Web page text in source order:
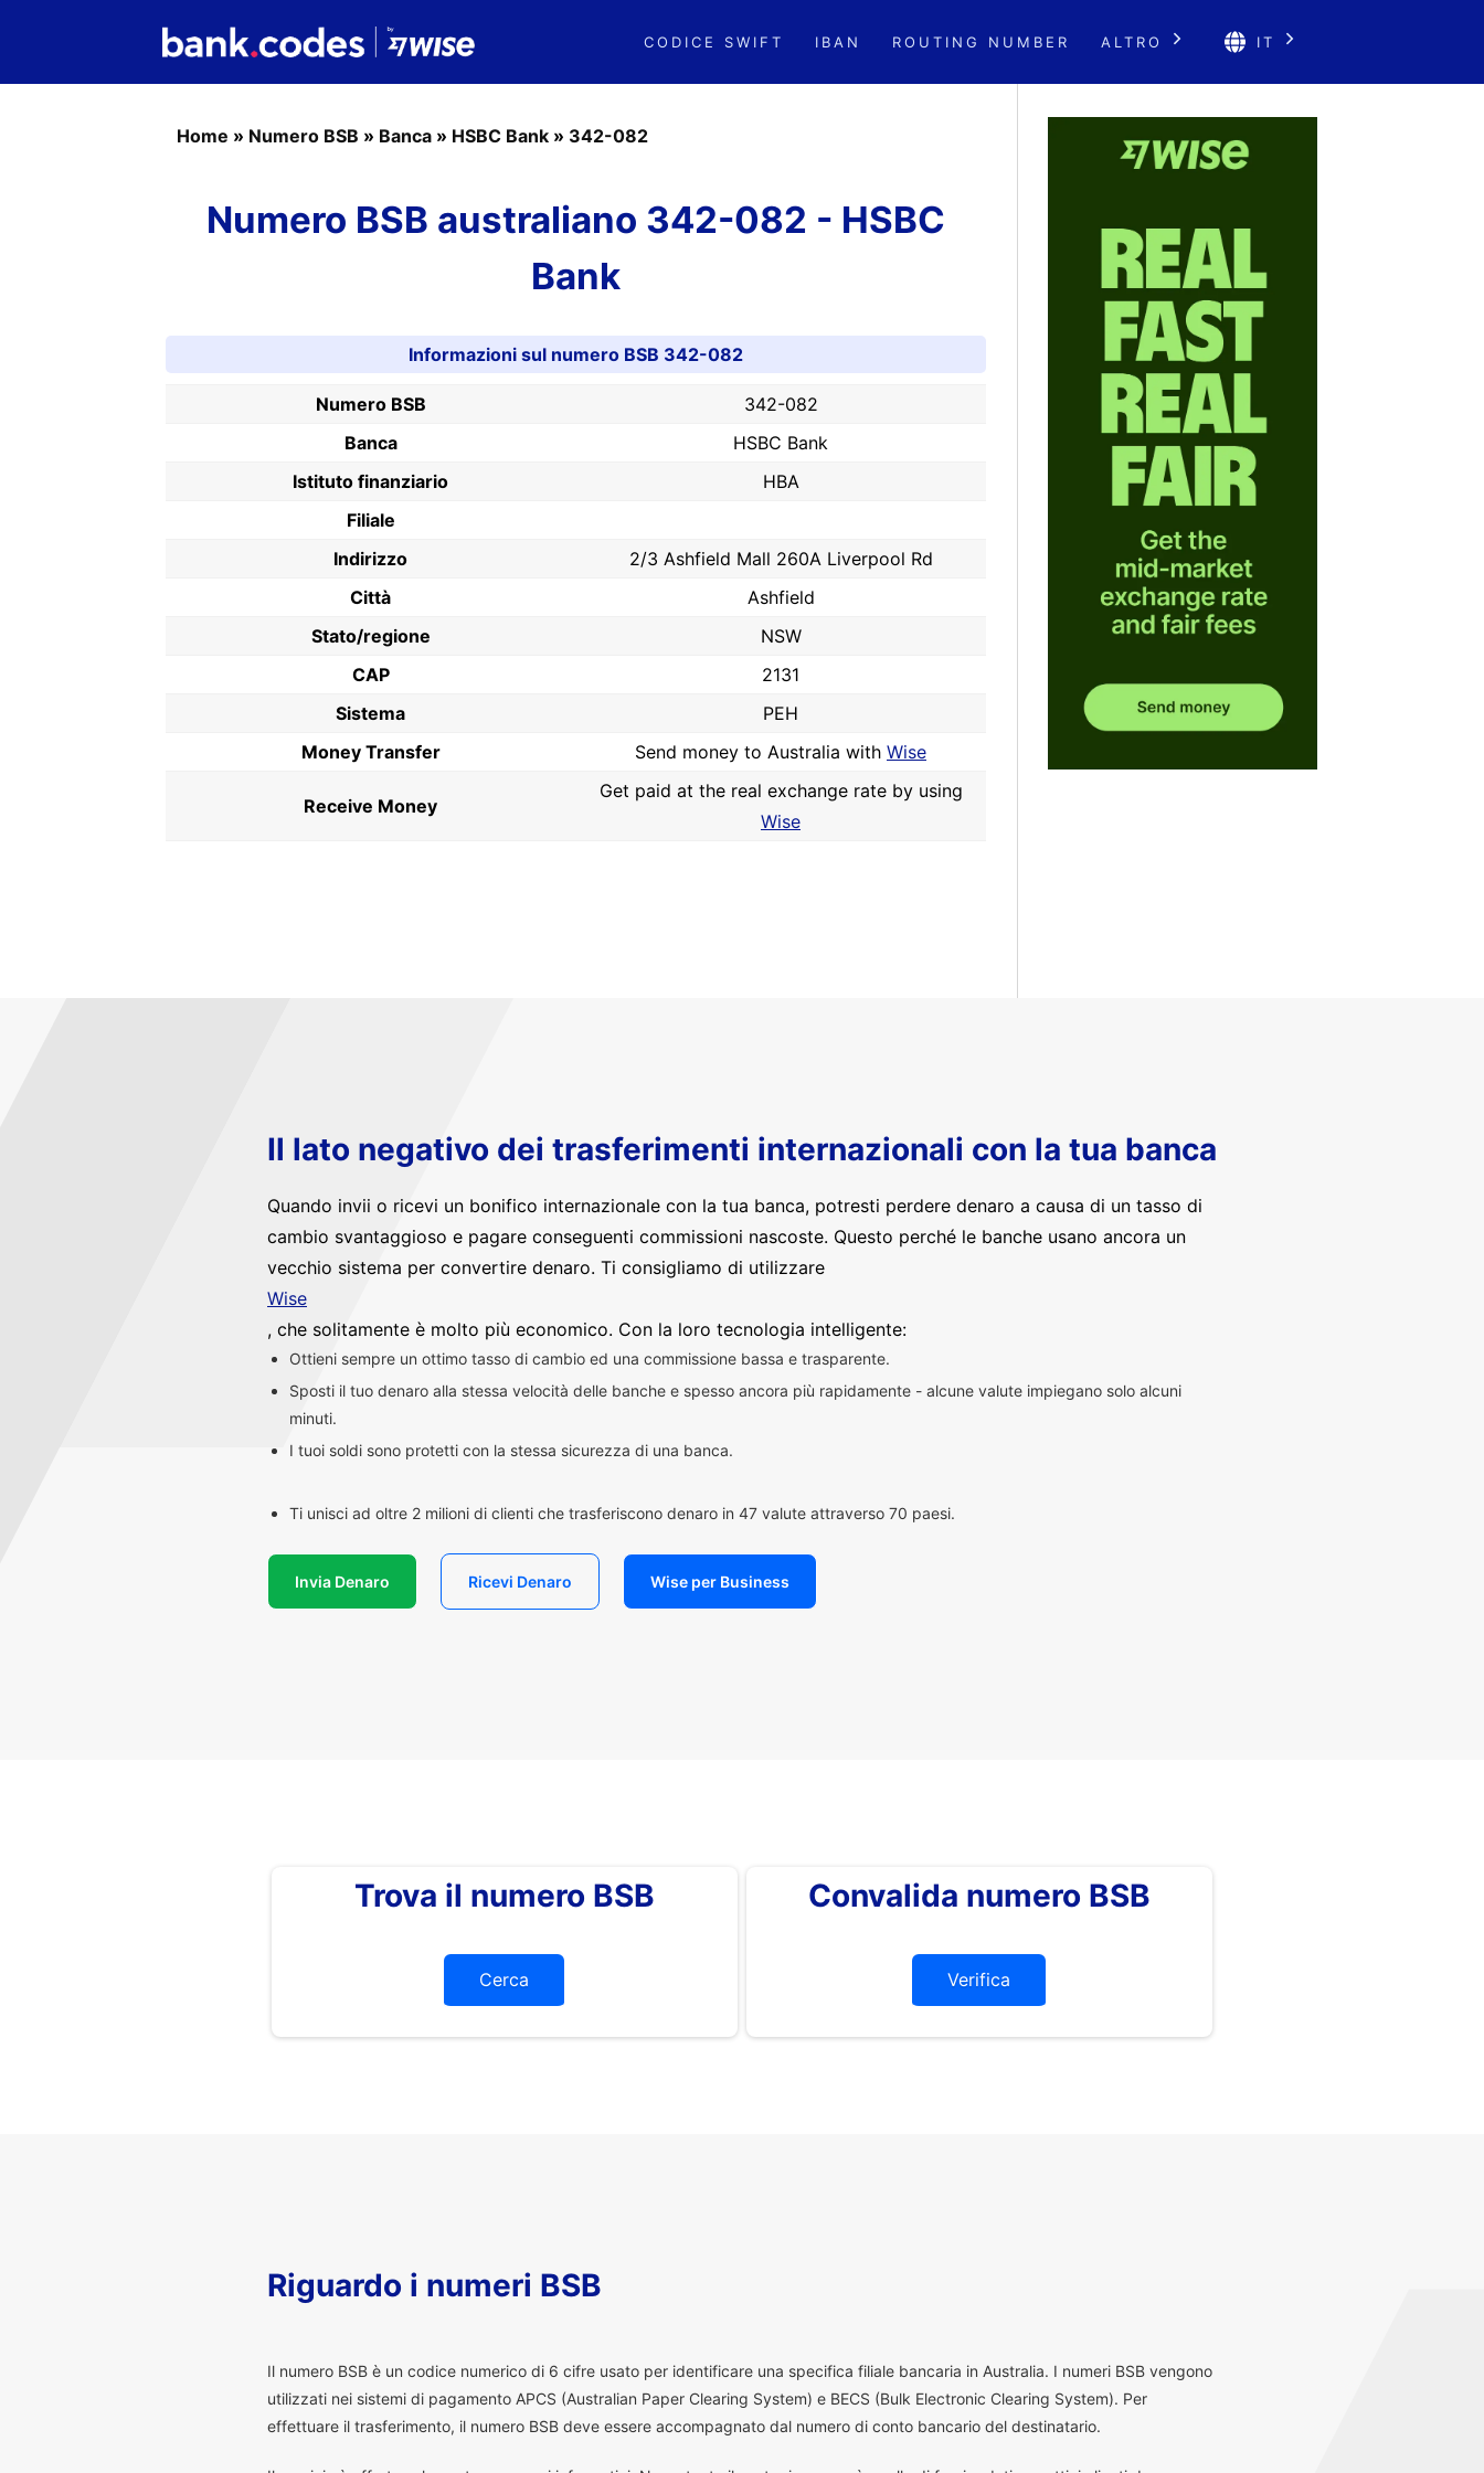
CODICE SWIFT IBAN ROUTING NUMBER ALTRO IT
Home » Numero BSB » Banca » HSBC Bank » 342-082
Numero BSB australiano 342-082 - HSBC
Bank
Informazioni sul numero BSB 342-082
Numero BSB
342-082
Banca
HSBC Bank
Istituto finanziario
HBA
Filiale
Indirizzo
2/3 Ashfield Mall 260A Liverpool Rd
Città
Ashfield
Stato/regione
NSW
CAP
2131
Sistema
PEH
Money Transfer
Send money to Australia with Wise
Receive Money
Get paid at the real exchange rate by using
Wise
Il lato negativo dei trasferimenti internazionali con la tua banca
Quando invii o ricevi un bonifico internazionale con la tua banca, potresti perdere denaro a causa di un tasso di
cambio svantaggioso e pagare conseguenti commissioni nascoste. Questo perché le banche usano ancora un
vecchio sistema per convertire denaro. Ti consigliamo di utilizzare
Wise
, che solitamente è molto più economico. Con la loro tecnologia intelligente:
Ottieni sempre un ottimo tasso di cambio ed una commissione bassa e trasparente.
Sposti il tuo denaro alla stessa velocità delle banche e spesso ancora più rapidamente - alcune valute impiegano solo alcuni
minuti.
I tuoi soldi sono protetti con la stessa sicurezza di una banca.
Ti unisci ad oltre 2 milioni di clienti che trasferiscono denaro in 47 valute attraverso 70 paesi.
Invia Denaro Ricevi Denaro Wise per Business
Trova il numero BSB
Cerca
Convalida numero BSB
Verifica
Riguardo i numeri BSB
Il numero BSB è un codice numerico di 6 cifre usato per identificare una specifica filiale bancaria in Australia. I numeri BSB vengono
utilizzati nei sistemi di pagamento APCS (Australian Paper Clearing System) e BECS (Bulk Electronic Clearing System). Per
effettuare il trasferimento, il numero BSB deve essere accompagnato dal numero di conto bancario del destinatario.